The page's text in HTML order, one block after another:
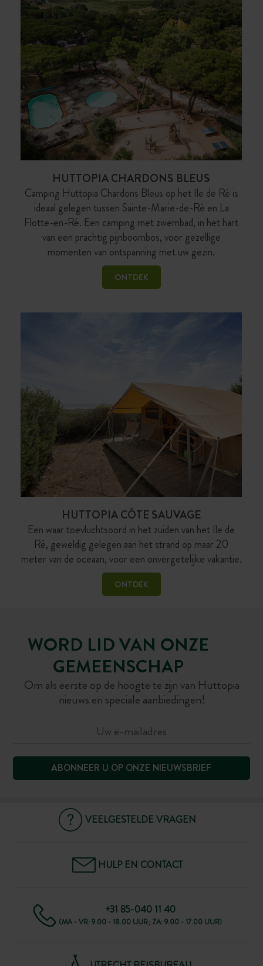
HUTTOPIA CHARDONS BLEUS
Camping Huttopia Chardons Bleus op het Ile de Ré is
ideaal gelegen tussen Sainte-Marie-de-Ré en La
Flotte-en-Ré. Een camping met zwembad, in het hart
van een prachtig pijnboombos, voor gezellige
momenten van ontspanning met uw gezin.
ONTDEK
HUTTOPIA CÔTE SAUVAGE
Een waar toevluchtsoord in het zuiden van het Ile de
Ré, geweldig gelegen aan het strand op maar 20
meter van de oceaan, voor een onvergetelijke vakantie.
ONTDEK
WORD LID VAN ONZE
GEMEENSCHAP
Om als eerste op de hoogte te zijn van Huttopia
nieuws en speciale aanbiedingen!
ABONNEER U OP ONZE NIEUWSBRIEF
VEELGESTELDE VRAGEN
HULP EN CONTACT
+31 85-040 11 40
(MA - VR: 9.00 - 18.00 UUR; ZA: 9.00 - 17.00 UUR)